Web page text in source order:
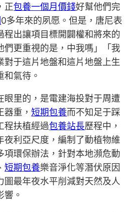
正包養一個月價錢好幫他們完
0多年來的夙愿。但是，唐尼表
程出讓項目標開闢權和將來的
們更重視的是，中我嗎」「我
對于這片地盤和這片地盤上生
和氣待。
里的，是電建海投對于周遭
器重，短期包養而不知足于踩
程扶植經過包養站長歷程中，
夜利亞尺度，編制了動植物維
項環保辦法，針對本地瀕危動
短期包養樂音淨化等潛伏原因
圖最年夜水平削減對天然及人
響。